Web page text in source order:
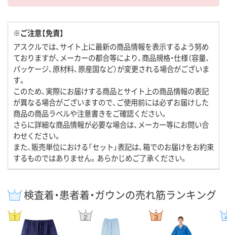
※ご注意【免責】
アスクルでは、サイト上に最新の商品情報を表示するよう努め
ておりますが、メーカーの都合等により、商品規格・仕様（容量、
パッケージ、原材料、原産国など）が変更される場合がございま
す。
このため、実際にお届けする商品とサイト上の商品情報の表記
が異なる場合がございますので、ご使用前には必ずお届けした
商品の商品ラベルや注意書きをご確認ください。
さらに詳細な商品情報が必要な場合は、メーカー等にお問い合
わせください。
また、販売単位における「セット」表記は、箱でのお届けをお約束
するものではありません。あらかじめご了承ください。
検査着・患者着・ガウンの売れ筋ランキング